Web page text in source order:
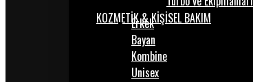
KOZMETİK & KİŞİSEL BAKIM
Erkek
Bayan
Kombine
Unisex